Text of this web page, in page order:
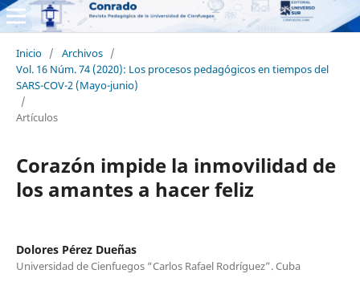
Inicio / Archivos /
Vol. 16 Núm. 74 (2020): Los procesos pedagógicos en tiempos del
SARS-COV-2 (Mayo-junio)
/
Artículos
Corazón impide la inmovilidad de
los amantes a hacer feliz
Dolores Pérez Dueñas
Universidad de Cienfuegos “Carlos Rafael Rodríguez”. Cuba